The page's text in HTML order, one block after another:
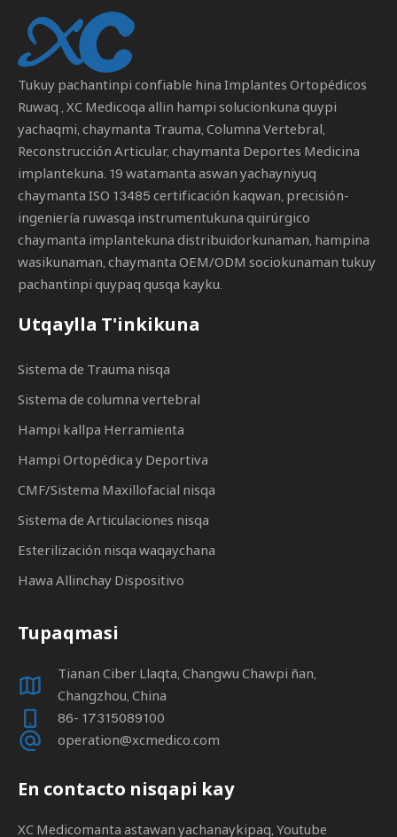
Tukuy pachantinpi confiable hina Implantes Ortopédicos
Ruwaq , XC Medicoqa allin hampi solucionkuna quypi
yachaqmi, chaymanta Trauma, Columna Vertebral,
Reconstrucción Articular, chaymanta Deportes Medicina
implantekuna. 19 watamanta aswan yachayniyuq
chaymanta ISO 13485 certificación kaqwan, precisión-
ingeniería ruwasqa instrumentukuna quirúrgico
chaymanta implantekuna distribuidorkunaman, hampina
wasikunaman, chaymanta OEM/ODM sociokunaman tukuy
pachantinpi quypaq qusqa kayku.
Utqaylla T'inkikuna
Sistema de Trauma nisqa
Sistema de columna vertebral
Hampi kallpa Herramienta
Hampi Ortopédica y Deportiva
CMF/Sistema Maxillofacial nisqa
Sistema de Articulaciones nisqa
Esterilización nisqa waqaychana
Hawa Allinchay Dispositivo
Tupaqmasi
Tianan Ciber Llaqta, Changwu Chawpi ñan,
Changzhou, China
86- 17315089100
operation@xcmedico.com
En contacto nisqapi kay
XC Medicomanta astawan yachanaykipaq, Youtube